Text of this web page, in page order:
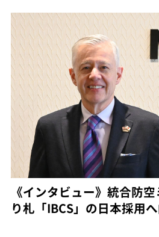
《インタビュー》統合防
り札「IBCS」の日本採用